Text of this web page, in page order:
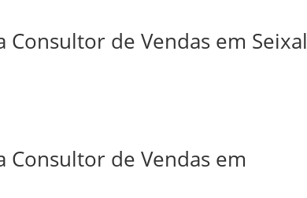
de Vendas em Seixal
de Vendas em